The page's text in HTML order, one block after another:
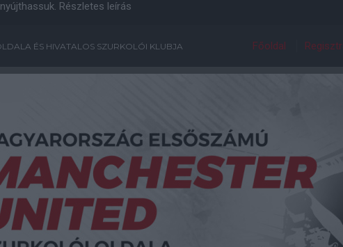
Részletes leírás
ÉS HIVATALOS SZURKOLÓI KLUBJA Főoldal